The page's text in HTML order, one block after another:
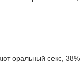
оральный секс,